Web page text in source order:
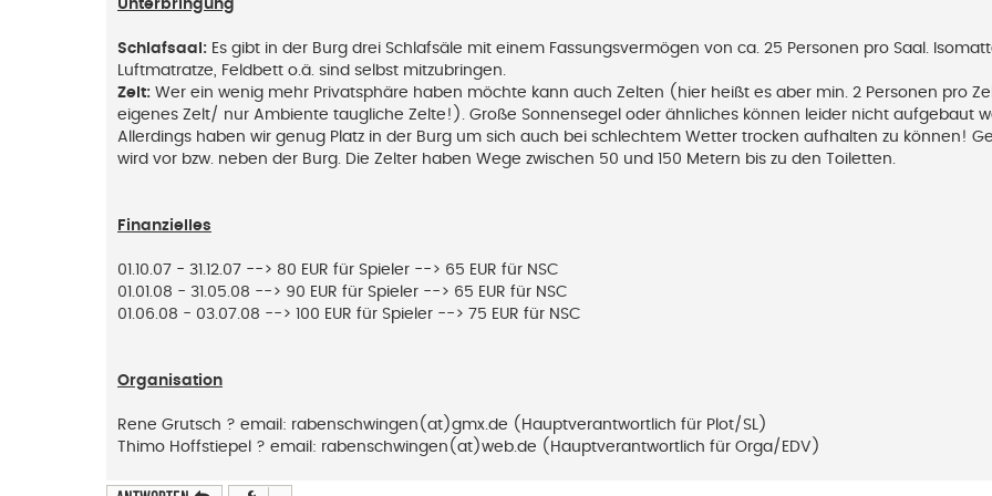
Unterbringung
Schlafsaal: Es gibt in der Burg drei Schlafsäle mit einem Fassungsvermögen von ca. 25 Personen pro Saal.
Luftmatratze, Feldbett o.ä. sind selbst mitzubringen.
Zelt: Wer ein wenig mehr Privatsphäre haben möchte kann auch Zelten (hier heißt es aber min. 2 Personen pro
eigenes Zelt/ nur Ambiente taugliche Zelte!). Große Sonnensegel oder ähnliches können leider nicht aufgebaut
Allerdings haben wir genug Platz in der Burg um sich auch bei schlechtem Wetter trocken aufhalten zu können!
wird vor bzw. neben der Burg. Die Zelter haben Wege zwischen 50 und 150 Metern bis zu den Toiletten.
Finanzielles
01.10.07 - 31.12.07 --> 80 EUR für Spieler --> 65 EUR für NSC
01.01.08 - 31.05.08 --> 90 EUR für Spieler --> 65 EUR für NSC
01.06.08 - 03.07.08 --> 100 EUR für Spieler --> 75 EUR für NSC
Organisation
Rene Grutsch ? email: rabenschwingen(at)gmx.de (Hauptverantwortlich für Plot/SL)
Thimo Hoffstiepel ? email: rabenschwingen(at)web.de (Hauptverantwortlich für Orga/EDV)